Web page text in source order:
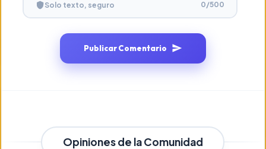
Solo texto, seguro 0/500
Publicar Comentario
Opiniones de la Comunidad